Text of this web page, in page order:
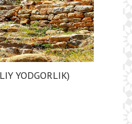
YODGORLIK)